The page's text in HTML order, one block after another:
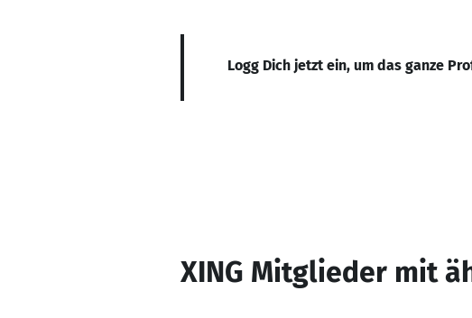
Logg Dich jetzt ein, um das ganze
XING Mitglieder mit